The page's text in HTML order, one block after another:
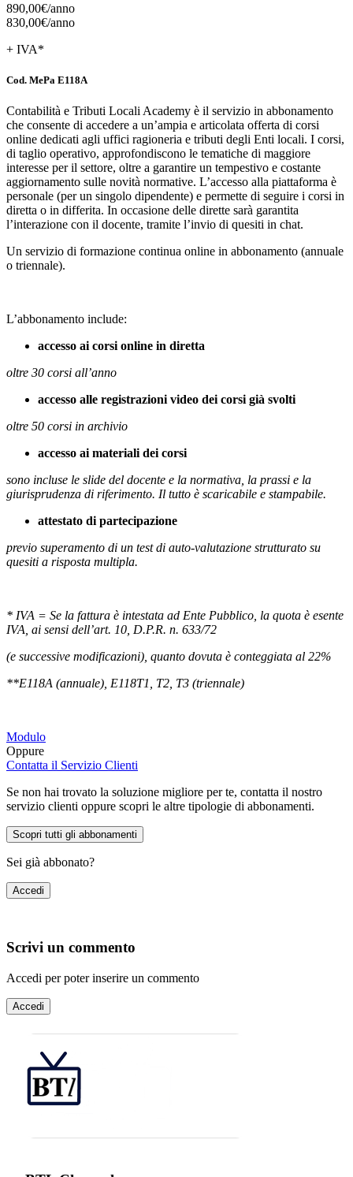
890,00€/anno
830,00€/anno
+ IVA*
Cod. MePa E118A
Contabilità e Tributi Locali Academy è il servizio in abbonamento
che consente di accedere a un’ampia e articolata offerta di corsi
online dedicati agli uffici ragioneria e tributi degli Enti locali. I corsi,
di taglio operativo, approfondiscono le tematiche di maggiore
interesse per il settore, oltre a garantire un tempestivo e costante
aggiornamento sulle novità normative. L’accesso alla piattaforma è
personale (per un singolo dipendente) e permette di seguire i corsi in
diretta o in differita. In occasione delle dirette sarà garantita
l’interazione con il docente, tramite l’invio di quesiti in chat.
Un servizio di formazione continua online in abbonamento (annuale
o triennale).
L’abbonamento include:
accesso ai corsi online in diretta
oltre 30 corsi all’anno
accesso alle registrazioni video dei corsi già svolti
oltre 50 corsi in archivio
accesso ai materiali dei corsi
sono incluse le slide del docente e la normativa, la prassi e la
giurisprudenza di riferimento. Il tutto è scaricabile e stampabile.
attestato di partecipazione
previo superamento di un test di auto-valutazione strutturato su
quesiti a risposta multipla.
* IVA = Se la fattura è intestata ad Ente Pubblico, la quota è esente
IVA, ai sensi dell’art. 10, D.P.R. n. 633/72
(e successive modificazioni), quanto dovuta è conteggiata al 22%
**E118A (annuale), E118T1, T2, T3 (triennale)
Modulo
Oppure
Contatta il Servizio Clienti
Se non hai trovato la soluzione migliore per te, contatta il nostro
servizio clienti oppure scopri le altre tipologie di abbonamenti.
Scopri tutti gli abbonamenti
Sei già abbonato?
Accedi
Scrivi un commento
Accedi per poter inserire un commento
Accedi